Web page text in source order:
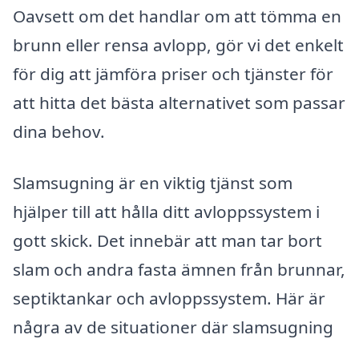
Oavsett om det handlar om att tömma en
brunn eller rensa avlopp, gör vi det enkelt
för dig att jämföra priser och tjänster för
att hitta det bästa alternativet som passar
dina behov.
Slamsugning är en viktig tjänst som
hjälper till att hålla ditt avloppssystem i
gott skick. Det innebär att man tar bort
slam och andra fasta ämnen från brunnar,
septiktankar och avloppssystem. Här är
några av de situationer där slamsugning